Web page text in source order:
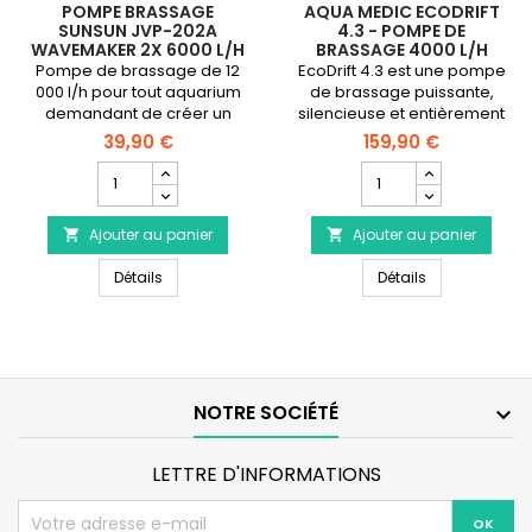
POMPE BRASSAGE
SUNSUN JVP-202A
WAVEMAKER 2X 6000 L/H
Pompe de brassage de 12
000 l/h pour tout aquarium
demandant de créer un
courant fort.
39,90 €
quantité
du
produit
Pompe
Brassage
SUNSUN
2x
 Ajouter au panier
DétailsPompe Brassage SUNSUN JVP-202A Wavemaker
AQUA MEDIC ECODRIFT
4.3 - POMPE DE
BRASSAGE 4000 L/H
EcoDrift 4.3 est une pompe
de brassage puissante,
silencieuse et entièrement
contrôlable avec un débit
de 800 à 4000 l/h.
159,90 €
quantité
du
produit
AQUA
MEDIC
EcoDrift
de
 Ajouter au panier
DétailsAQUA MEDIC
NOTRE SOCIÉTÉ 
LETTRE D'INFORMATIONS